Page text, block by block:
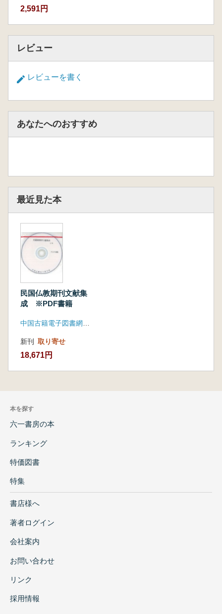
2,591円
レビュー
レビューを書く
あなたへのおすすめ
最近見た本
民国仏教期刊文献集
成 ※PDF書籍
新刊 取り寄せ
18,671円
本を探す
六一書房の本
ランキング
特価図書
特集
書店様へ
著者ログイン
会社案内
お問い合わせ
リンク
採用情報